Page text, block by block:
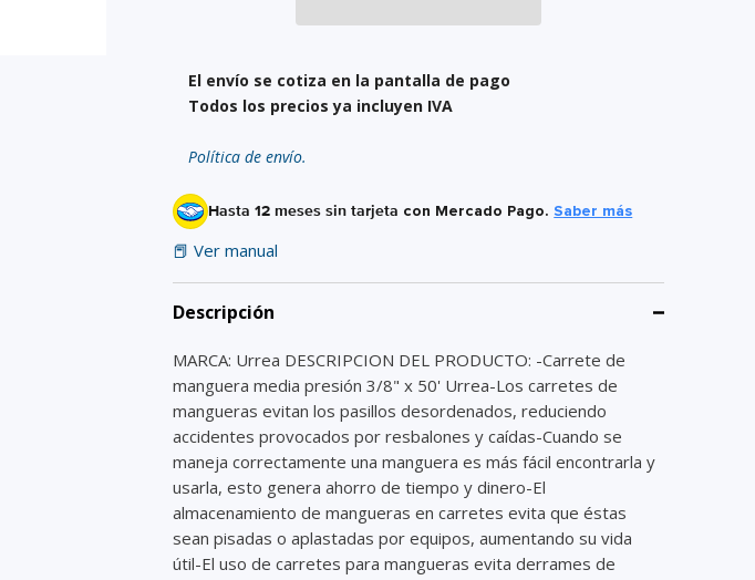
El envío se cotiza en la pantalla de pago
Todos los precios ya incluyen IVA
Política de envío.
Hasta 12 meses sin tarjeta con Mercado Pago. Saber más
📕 Ver manual
Descripción
MARCA: Urrea DESCRIPCION DEL PRODUCTO: -Carrete de
manguera media presión 3/8" x 50' Urrea-Los carretes de
mangueras evitan los pasillos desordenados, reduciendo
accidentes provocados por resbalones y caídas-Cuando se
maneja correctamente una manguera es más fácil encontrarla y
usarla, esto genera ahorro de tiempo y dinero-El
almacenamiento de mangueras en carretes evita que éstas
sean pisadas o aplastadas por equipos, aumentando su vida
útil-El uso de carretes para mangueras evita derrames de